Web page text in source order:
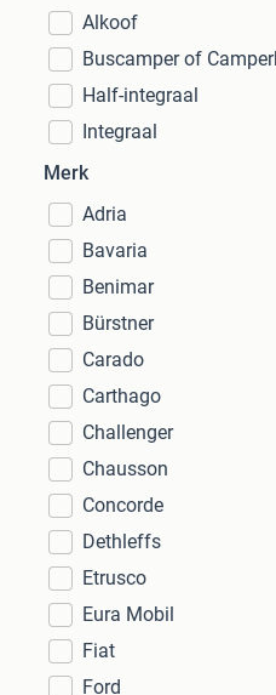
Alkoof
Buscamper of
Half-integraal
Integraal
Merk
Adria
Bavaria
Benimar
Bürstner
Carado
Carthago
Challenger
Chausson
Concorde
Dethleffs
Etrusco
Eura Mobil
Fiat
Ford